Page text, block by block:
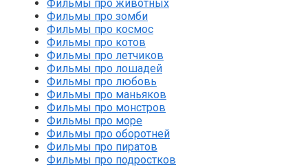
Фильмы про животных
Фильмы про зомби
Фильмы про космос
Фильмы про котов
Фильмы про летчиков
Фильмы про лошадей
Фильмы про любовь
Фильмы про маньяков
Фильмы про монстров
Фильмы про море
Фильмы про оборотней
Фильмы про пиратов
Фильмы про подростков